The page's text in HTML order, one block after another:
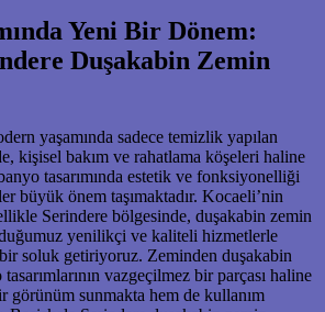
Yeni Bir Dönem:
Duşakabin Zemin
yaşamında sadece temizlik yapılan
kişisel bakım ve rahatlama köşeleri haline
tasarımında estetik ve fonksiyonelliği
büyük önem taşımaktadır. Kocaeli’nin
Serindere bölgesinde, duşakabin zemin
yenilikçi ve kaliteli hizmetlerle
soluk getiriyoruz. Zeminden duşakabin
vazgeçilmez bir parçası haline
görünüm sunmakta hem de kullanım